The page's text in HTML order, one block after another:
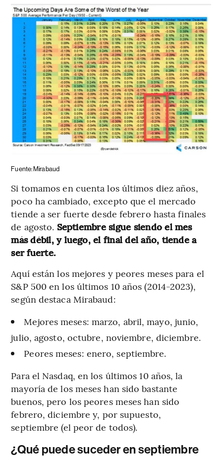
Fuente: Mirabaud
Si tomamos en cuenta los últimos diez años,
poco ha cambiado, excepto que el mercado
tiende a ser fuerte desde febrero hasta finales
de agosto. Septiembre sigue siendo el mes
más débil, y luego, el final del año, tiende a
ser fuerte.
Aquí están los mejores y peores meses para el
S&P 500 en los últimos 10 años (2014-2023),
según destaca Mirabaud:
Mejores meses: marzo, abril, mayo, junio,
julio, agosto, octubre, noviembre, diciembre.
Peores meses: enero, septiembre.
Para el Nasdaq, en los últimos 10 años, la
mayoría de los meses han sido bastante
buenos, pero los peores meses han sido
febrero, diciembre y, por supuesto,
septiembre (el peor de todos).
¿Qué puede suceder en septiembre